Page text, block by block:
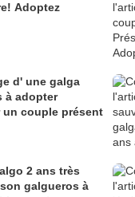
Adoptez
d' une galga
à adopter
un couple présent
2 ans très
galgueros à